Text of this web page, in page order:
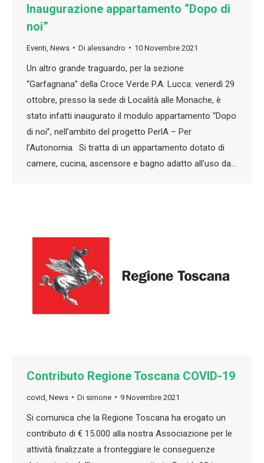
Inaugurazione appartamento “Dopo di
noi”
Eventi News Di alessandro 10 Novembre 2021
Un altro grande traguardo, per la sezione
“Garfagnana” della Croce Verde P.A. Lucca: venerdì 29
ottobre, presso la sede di Località alle Monache, è
stato infatti inaugurato il modulo appartamento “Dopo
di noi”, nell’ambito del progetto PerlA – Per
l’Autonomia. Si tratta di un appartamento dotato di
camere, cucina, ascensore e bagno adatto all’uso da…
Contributo Regione Toscana COVID-19
covid News Di simone 9 Novembre 2021
Si comunica che la Regione Toscana ha erogato un
contributo di € 15.000 alla nostra Associazione per le
attività finalizzate a fronteggiare le conseguenze